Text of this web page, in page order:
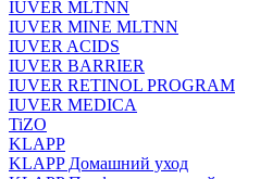
IUVER MLTNN
IUVER MINE MLTNN
IUVER ACIDS
IUVER BARRIER
IUVER RETINOL PROGRAM
IUVER MEDICA
TiZO
KLAPP
KLAPP Домашний уход